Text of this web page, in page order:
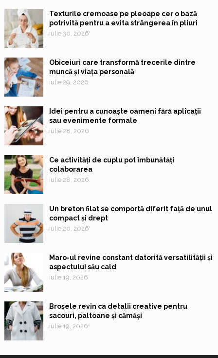
Texturile cremoase pe pleoape cer o bază
potrivită pentru a evita strângerea în pliuri
iulie 30, 2026
Obiceiuri care transformă trecerile dintre
muncă și viața personală
iulie 29, 2026
Idei pentru a cunoaște oameni fără aplicații
sau evenimente formale
iulie 28, 2026
Ce activități de cuplu pot îmbunătăți
colaborarea
iulie 28, 2026
Un breton filat se comportă diferit față de unul
compact și drept
iulie 20, 2026
Maro-ul revine constant datorită versatilității și
aspectului său cald
iulie 19, 2026
Broșele revin ca detalii creative pentru
sacouri, paltoane și cămăși
iulie 19, 2026